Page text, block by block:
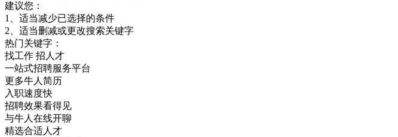
建议您：
1、适当减少已选择的条件
2、适当删减或更改搜索关键字
热门关键字：
找工作 招人才
一站式招聘服务平台
更多牛人简历
入职速度快
招聘效果看得见
与牛人在线开聊
精选合适人才